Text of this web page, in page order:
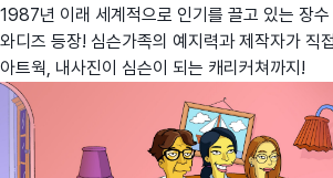
1987년 이래 세계적으로 인기를 끌고 있는 장
와디즈 등장! 심슨가족의 예지력과 제작자가 직
아트웍, 내사진이 심슨이 되는 캐리커쳐까지!